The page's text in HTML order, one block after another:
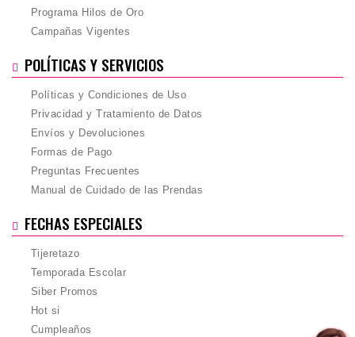
Programa Hilos de Oro
Campañas Vigentes
POLÍTICAS Y SERVICIOS
Políticas y Condiciones de Uso
Privacidad y Tratamiento de Datos
Envíos y Devoluciones
Formas de Pago
Preguntas Frecuentes
Manual de Cuidado de las Prendas
FECHAS ESPECIALES
Tijeretazo
Temporada Escolar
Siber Promos
Hot si
Cumpleaños